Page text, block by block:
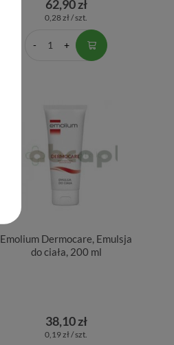
62,90 zł
0,28 zł / szt.
Emolium Dermocare, Emulsja
do ciała, 200 ml
38,10 zł
0,19 zł / szt.